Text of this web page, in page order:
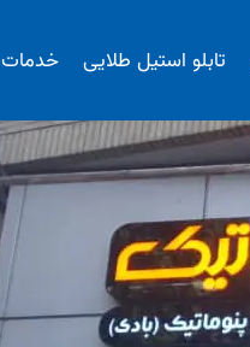
تابلو استیل طلایی خدمات